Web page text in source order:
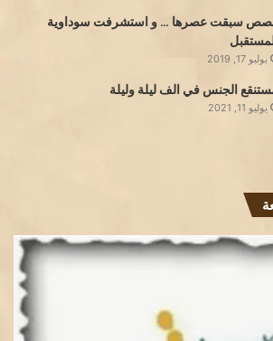
سبقت عصرها … و استشرفت سوداوية
يوليو 17, 2019
الجنس في الف ليلة وليلة
يوليو 11, 2021